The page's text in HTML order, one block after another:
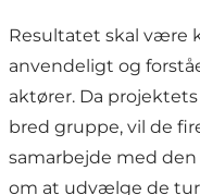
Resultatet skal være
anvendeligt og
aktører. Da
bred gruppe, vil de
samarbejde med
om at udvælge de